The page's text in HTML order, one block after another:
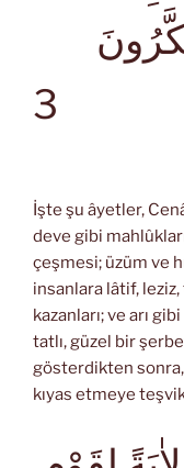
3
İşte şu âyetler,
deve gibi
çeşmesi; üzüm ve
insanlara lâtif,
kazanları; ve arı
tatlı, güzel bir
gösterdikten
kıyas etmeye